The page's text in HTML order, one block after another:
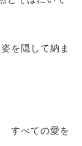
隠して納ま
すべての愛を